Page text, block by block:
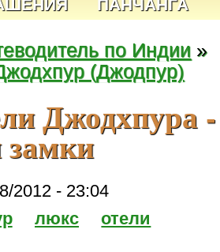
ПАНЧАНГА
по Индии »
(Джодпур)
Джодхпура -
2012 - 23:04
люкс отели